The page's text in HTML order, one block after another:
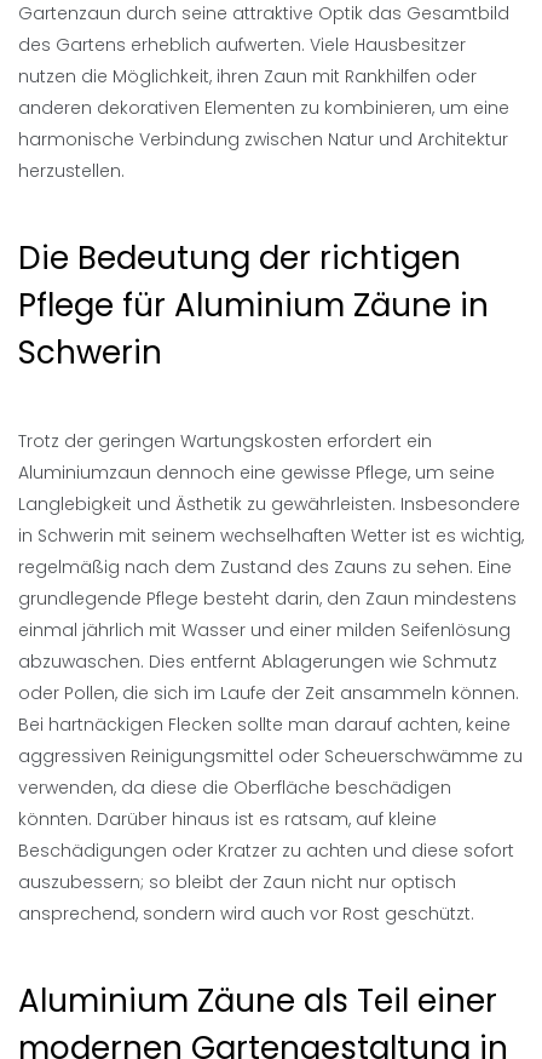
Gartenzaun durch seine attraktive Optik das Gesamtbild
des Gartens erheblich aufwerten. Viele Hausbesitzer
nutzen die Möglichkeit, ihren Zaun mit Rankhilfen oder
anderen dekorativen Elementen zu kombinieren, um eine
harmonische Verbindung zwischen Natur und Architektur
herzustellen.
Die Bedeutung der richtigen
Pflege für Aluminium Zäune in
Schwerin
Trotz der geringen Wartungskosten erfordert ein
Aluminiumzaun dennoch eine gewisse Pflege, um seine
Langlebigkeit und Ästhetik zu gewährleisten. Insbesondere
in Schwerin mit seinem wechselhaften Wetter ist es wichtig,
regelmäßig nach dem Zustand des Zauns zu sehen. Eine
grundlegende Pflege besteht darin, den Zaun mindestens
einmal jährlich mit Wasser und einer milden Seifenlösung
abzuwaschen. Dies entfernt Ablagerungen wie Schmutz
oder Pollen, die sich im Laufe der Zeit ansammeln können.
Bei hartnäckigen Flecken sollte man darauf achten, keine
aggressiven Reinigungsmittel oder Scheuerschwämme zu
verwenden, da diese die Oberfläche beschädigen
könnten. Darüber hinaus ist es ratsam, auf kleine
Beschädigungen oder Kratzer zu achten und diese sofort
auszubessern; so bleibt der Zaun nicht nur optisch
ansprechend, sondern wird auch vor Rost geschützt.
Aluminium Zäune als Teil einer
modernen Gartengestaltung in